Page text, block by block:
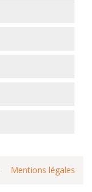
Mentions légales